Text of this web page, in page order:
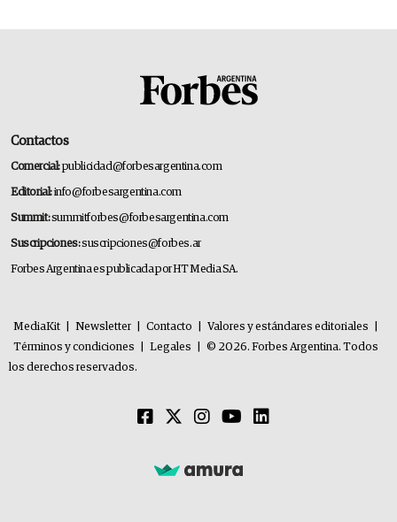
Contactos
Comercial:publicidad@forbesargentina.com
Editorial:info@forbesargentina.com
Summit:summitforbes@forbesargentina.com
Suscripciones:suscripciones@forbes.ar
Forbes Argentina es publicada por HT Media SA.
MediaKit Newsletter Contacto Valores y estándares editoriales
Términos y condiciones
Legales
© 2026. Forbes Argentina. Todos
los derechos reservados.